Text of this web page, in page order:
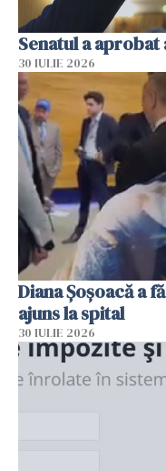
Senatul a aprobat
30 IULIE 2026
Diana Șoșoacă a
ajuns la spital
30 IULIE 2026